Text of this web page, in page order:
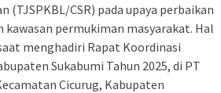
(TJSPKBL/CSR) pada upaya perbaikan
kawasan permukiman masyarakat. Hal
menghadiri Rapat Koordinasi
Sukabumi Tahun 2025, di PT
Cicurug, Kabupaten